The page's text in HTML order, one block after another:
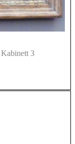
3